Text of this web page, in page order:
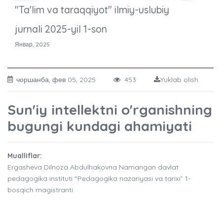
"Ta'lim va taraqqiyot" ilmiy-uslubiy
jurnali 2025-yil 1-son
Январ, 2025
чоршанба, фев 05, 2025 453 Yuklab olish
Sun'iy intellektni o'rganishning
bugungi kundagi ahamiyati
Mualliflar:
Ergasheva Dilnoza Abdulhakovna Namangan davlat
pedagogika instituti “Pedagogika nazariyasi va tarixi” 1-
bosqich magistranti